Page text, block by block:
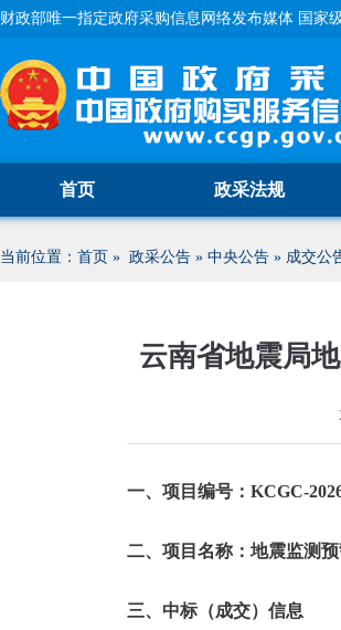
财政部唯一指定政府采购信息网络发布媒体 国家
首页 政采法规
当前位置： 首页 » 政采公告 » 中央公告 » 成交公
云南省地震局
一、项目编号：KCGC-
二、项目名称：地震监测
三、中标（成交）信息